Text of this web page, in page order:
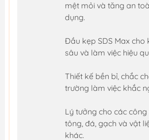
mệt mỏi và tăng an
dụng.
Đầu kẹp SDS Max cho
sâu và làm việc hiệu
Thiết kế bền bỉ, chắc
trường làm việc khắc
Lý tưởng cho các công
tông, đá, gạch và vật
khác.